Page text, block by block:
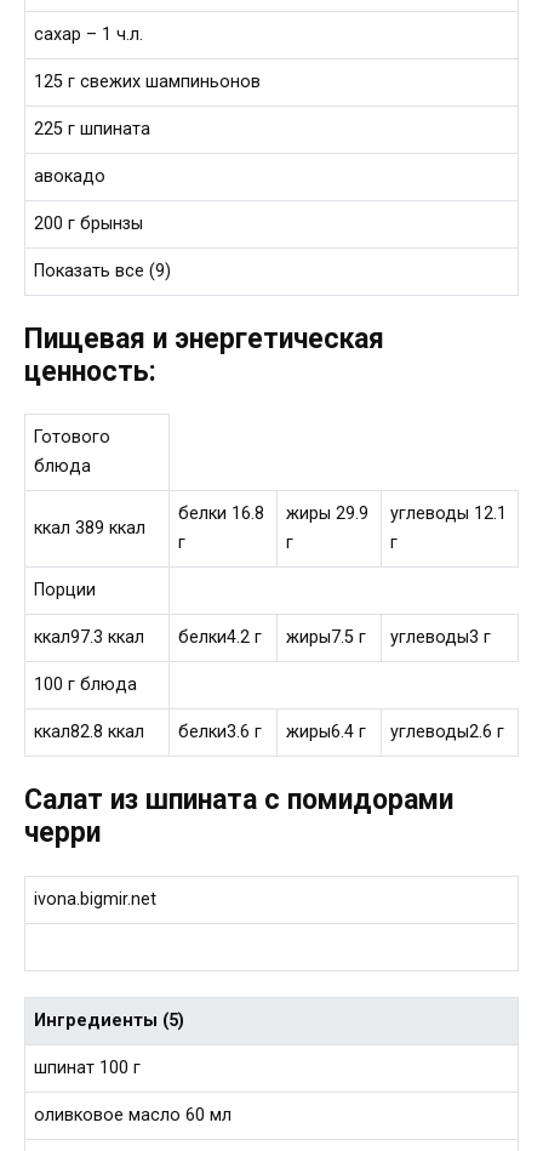
сахар – 1 ч.л.
125 г свежих шампиньонов
225 г шпината
авокадо
200 г брынзы
Показать все (9)
Пищевая и энергетическая
ценность:
Готового
блюда
ккал 389 ккал
белки 16.8
г
жиры 29.9
г
углеводы 12.1
г
Порции
ккал97.3 ккал белки4.2 г жиры7.5 г углеводы3 г
100 г блюда
ккал82.8 ккал белки3.6 г жиры6.4 г углеводы2.6 г
Салат из шпината с помидорами
черри
ivona.bigmir.net
Ингредиенты (5)
шпинат 100 г
оливковое масло 60 мл